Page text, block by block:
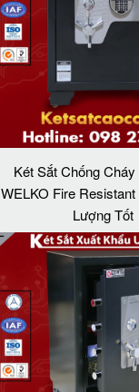
Két Sắt Chống
WELKO Fire
Lượng Tốt